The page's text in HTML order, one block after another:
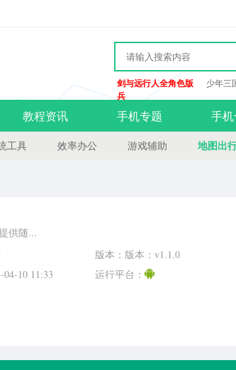
剑与远行人全角色版 少年三
兵
教程资讯 手机专题 手
工具 效率办公 游戏辅助 地图出
供随...
版本：版本：v1.1.0
10 11:33 运行平台：